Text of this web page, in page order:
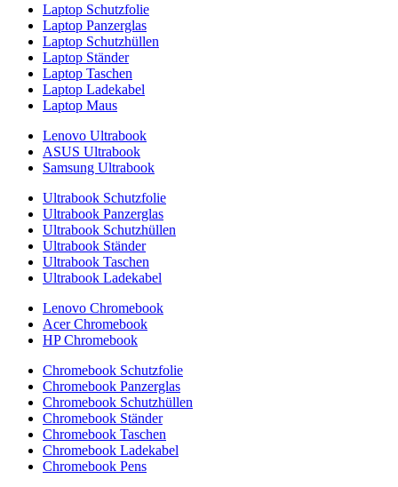
Laptop Schutzfolie
Laptop Panzerglas
Laptop Schutzhüllen
Laptop Ständer
Laptop Taschen
Laptop Ladekabel
Laptop Maus
Lenovo Ultrabook
ASUS Ultrabook
Samsung Ultrabook
Ultrabook Schutzfolie
Ultrabook Panzerglas
Ultrabook Schutzhüllen
Ultrabook Ständer
Ultrabook Taschen
Ultrabook Ladekabel
Lenovo Chromebook
Acer Chromebook
HP Chromebook
Chromebook Schutzfolie
Chromebook Panzerglas
Chromebook Schutzhüllen
Chromebook Ständer
Chromebook Taschen
Chromebook Ladekabel
Chromebook Pens